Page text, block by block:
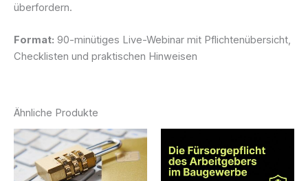
überfordern.
Format: 90-minütiges Live-Webinar mit Pflichtenübersicht,
Checklisten und praktischen Hinweisen
Ähnliche Produkte